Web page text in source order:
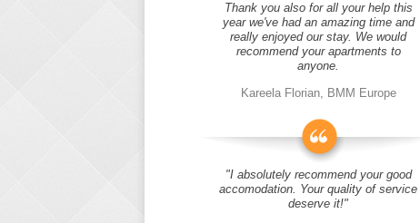
Thank you also for all your help this
year we've had an amazing time and
really enjoyed our stay. We would
recommend your apartments to
anyone.
Kareela Florian, BMM Europe
"I absolutely recommend your good
accomodation. Your quality of service
deserve it!"